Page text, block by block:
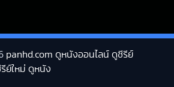
panhd.com ดูหนังออนไลน์ ดูซีรีย์
ย์ใหม่ ดูหนัง